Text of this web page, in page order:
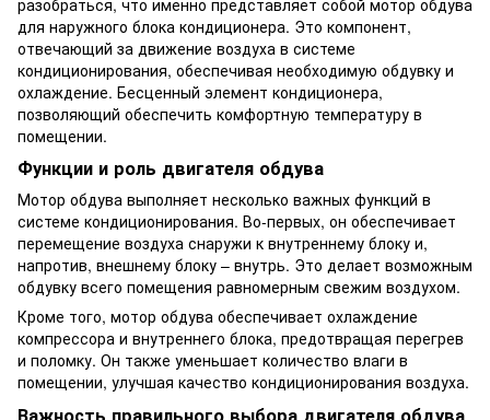
для наружного блока кондиционера. Это компонент,
отвечающий за движение воздуха в системе
кондиционирования, обеспечивая необходимую обдувку и
охлаждение. Бесценный элемент кондиционера,
позволяющий обеспечить комфортную температуру в
помещении.
Функции и роль двигателя обдува
Мотор обдува выполняет несколько важных функций в
системе кондиционирования. Во-первых, он обеспечивает
перемещение воздуха снаружи к внутреннему блоку и,
напротив, внешнему блоку – внутрь. Это делает возможным
обдувку всего помещения равномерным свежим воздухом.
Кроме того, мотор обдува обеспечивает охлаждение
компрессора и внутреннего блока, предотвращая перегрев
и поломку. Он также уменьшает количество влаги в
помещении, улучшая качество кондиционирования воздуха.